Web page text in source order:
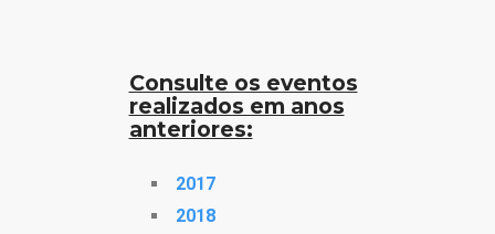
Consulte os eventos
realizados em anos
anteriores:
2017
2018